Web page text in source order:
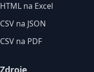
HTML na Excel
CSV na JSON
CSV na PDF
Zdroje